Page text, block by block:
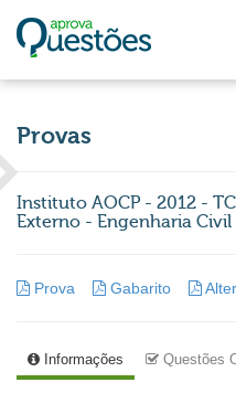
Provas
Instituto AOCP - 2012 -
Externo - Engenharia Civil
Prova Gabarito
Informações Questões